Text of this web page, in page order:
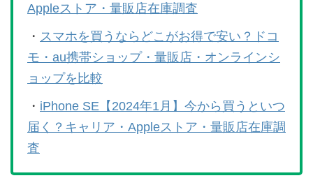
Appleストア・量販店在庫調査
・ スマホを買うならどこがお得で安い？ドコ
モ・au携帯ショップ・量販店・オンラインシ
ョップを比較
・ iPhone SE【2024年1月】今から買うといつ
届く？キャリア・Appleストア・量販店在庫調
査